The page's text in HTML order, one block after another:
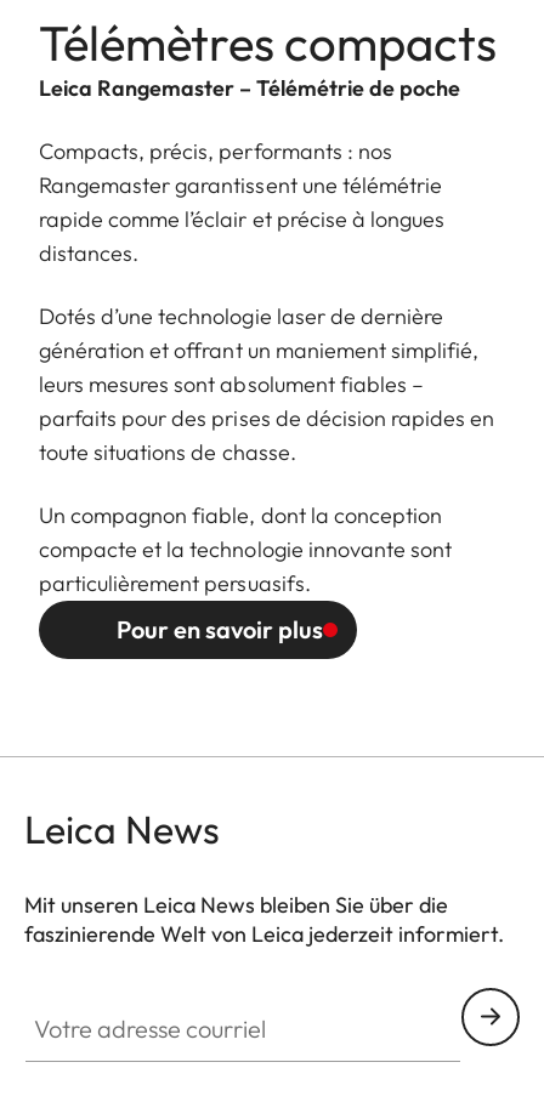
Télémètres compacts
Leica Rangemaster – Télémétrie de poche
Compacts, précis, performants : nos
Rangemaster garantissent une télémétrie
rapide comme l’éclair et précise à longues
distances.
Dotés d’une technologie laser de dernière
génération et offrant un maniement simplifié,
leurs mesures sont absolument fiables –
parfaits pour des prises de décision rapides en
toute situations de chasse.
Un compagnon fiable, dont la conception
compacte et la technologie innovante sont
particulièrement persuasifs.
Pour en savoir plus
Leica News
Mit unseren Leica News bleiben Sie über die
faszinierende Welt von Leica jederzeit informiert.